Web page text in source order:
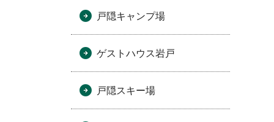
戸隠キャンプ場
ゲストハウス岩戸
戸隠スキー場